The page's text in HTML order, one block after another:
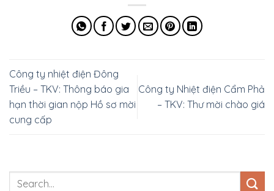
Công ty nhiệt điện Đông
Triều – TKV: Thông báo gia
hạn thời gian nộp Hồ sơ mời
cung cấp
Công ty Nhiệt điện Cẩm Phả
– TKV: Thư mời chào giá